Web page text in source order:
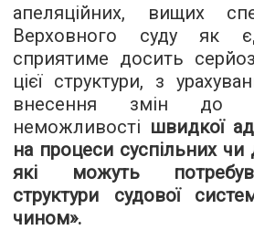
апеляційних, вищих
Верховного суду як
сприятиме досить
цієї структури, з
внесення змін до
неможливості швидкої
на процеси суспільних
які можуть
структури судової
чином».